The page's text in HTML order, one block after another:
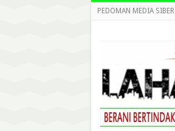
PEDOMAN MEDIA SIBER